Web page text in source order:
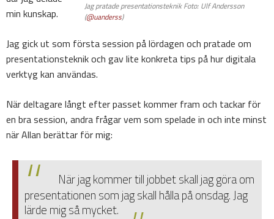
Jag pratade presentationsteknik Foto: Ulf Andersson
(@uanderss)
min kunskap.
Jag gick ut som första session på lördagen och pratade om
presentationsteknik och gav lite konkreta tips på hur digitala
verktyg kan användas.
När deltagare långt efter passet kommer fram och tackar för
en bra session, andra frågar vem som spelade in och inte minst
när Allan berättar för mig:
När jag kommer till jobbet skall jag göra om
presentationen som jag skall hålla på onsdag. Jag
lärde mig så mycket.